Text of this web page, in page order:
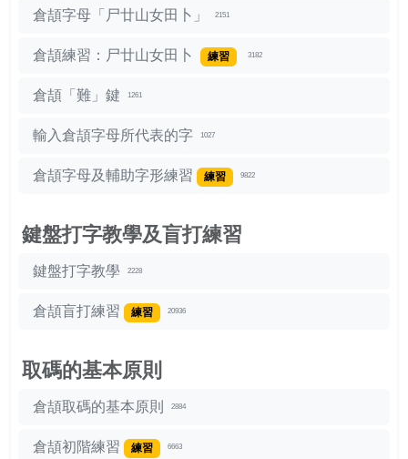
倉頡字母「尸廿山女田卜」 2151
倉頡練習：尸廿山女田卜 練習 3182
倉頡「難」鍵 1261
輸入倉頡字母所代表的字 1027
倉頡字母及輔助字形練習 練習 9822
鍵盤打字教學及盲打練習
鍵盤打字教學 2228
倉頡盲打練習 練習 20936
取碼的基本原則
倉頡取碼的基本原則 2884
倉頡初階練習 練習 6663